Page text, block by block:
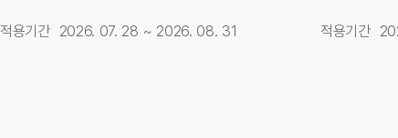
적용기간 2026. 07. 28 ~ 2026. 08. 31 적용기간